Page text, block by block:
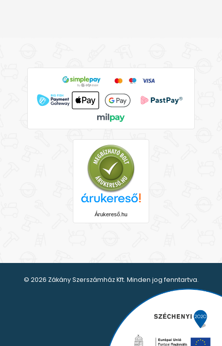
Árukereső.hu
© 2026 Zákány Szerszámház Kft. Minden jog fenntartva.